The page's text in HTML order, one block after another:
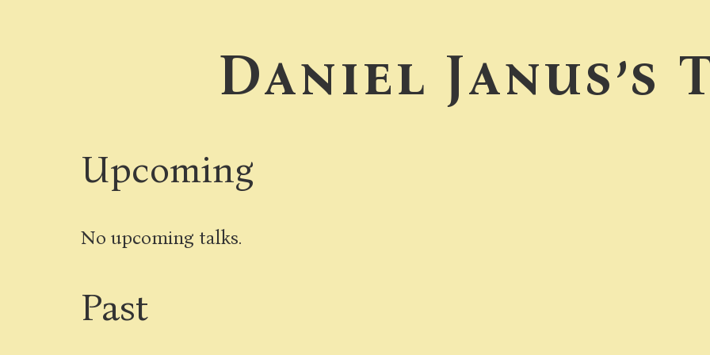
Daniel Janus’s
Upcoming
No upcoming talks.
Past